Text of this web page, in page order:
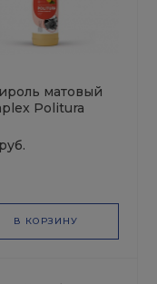
матовый
Politura
В КОРЗИНУ